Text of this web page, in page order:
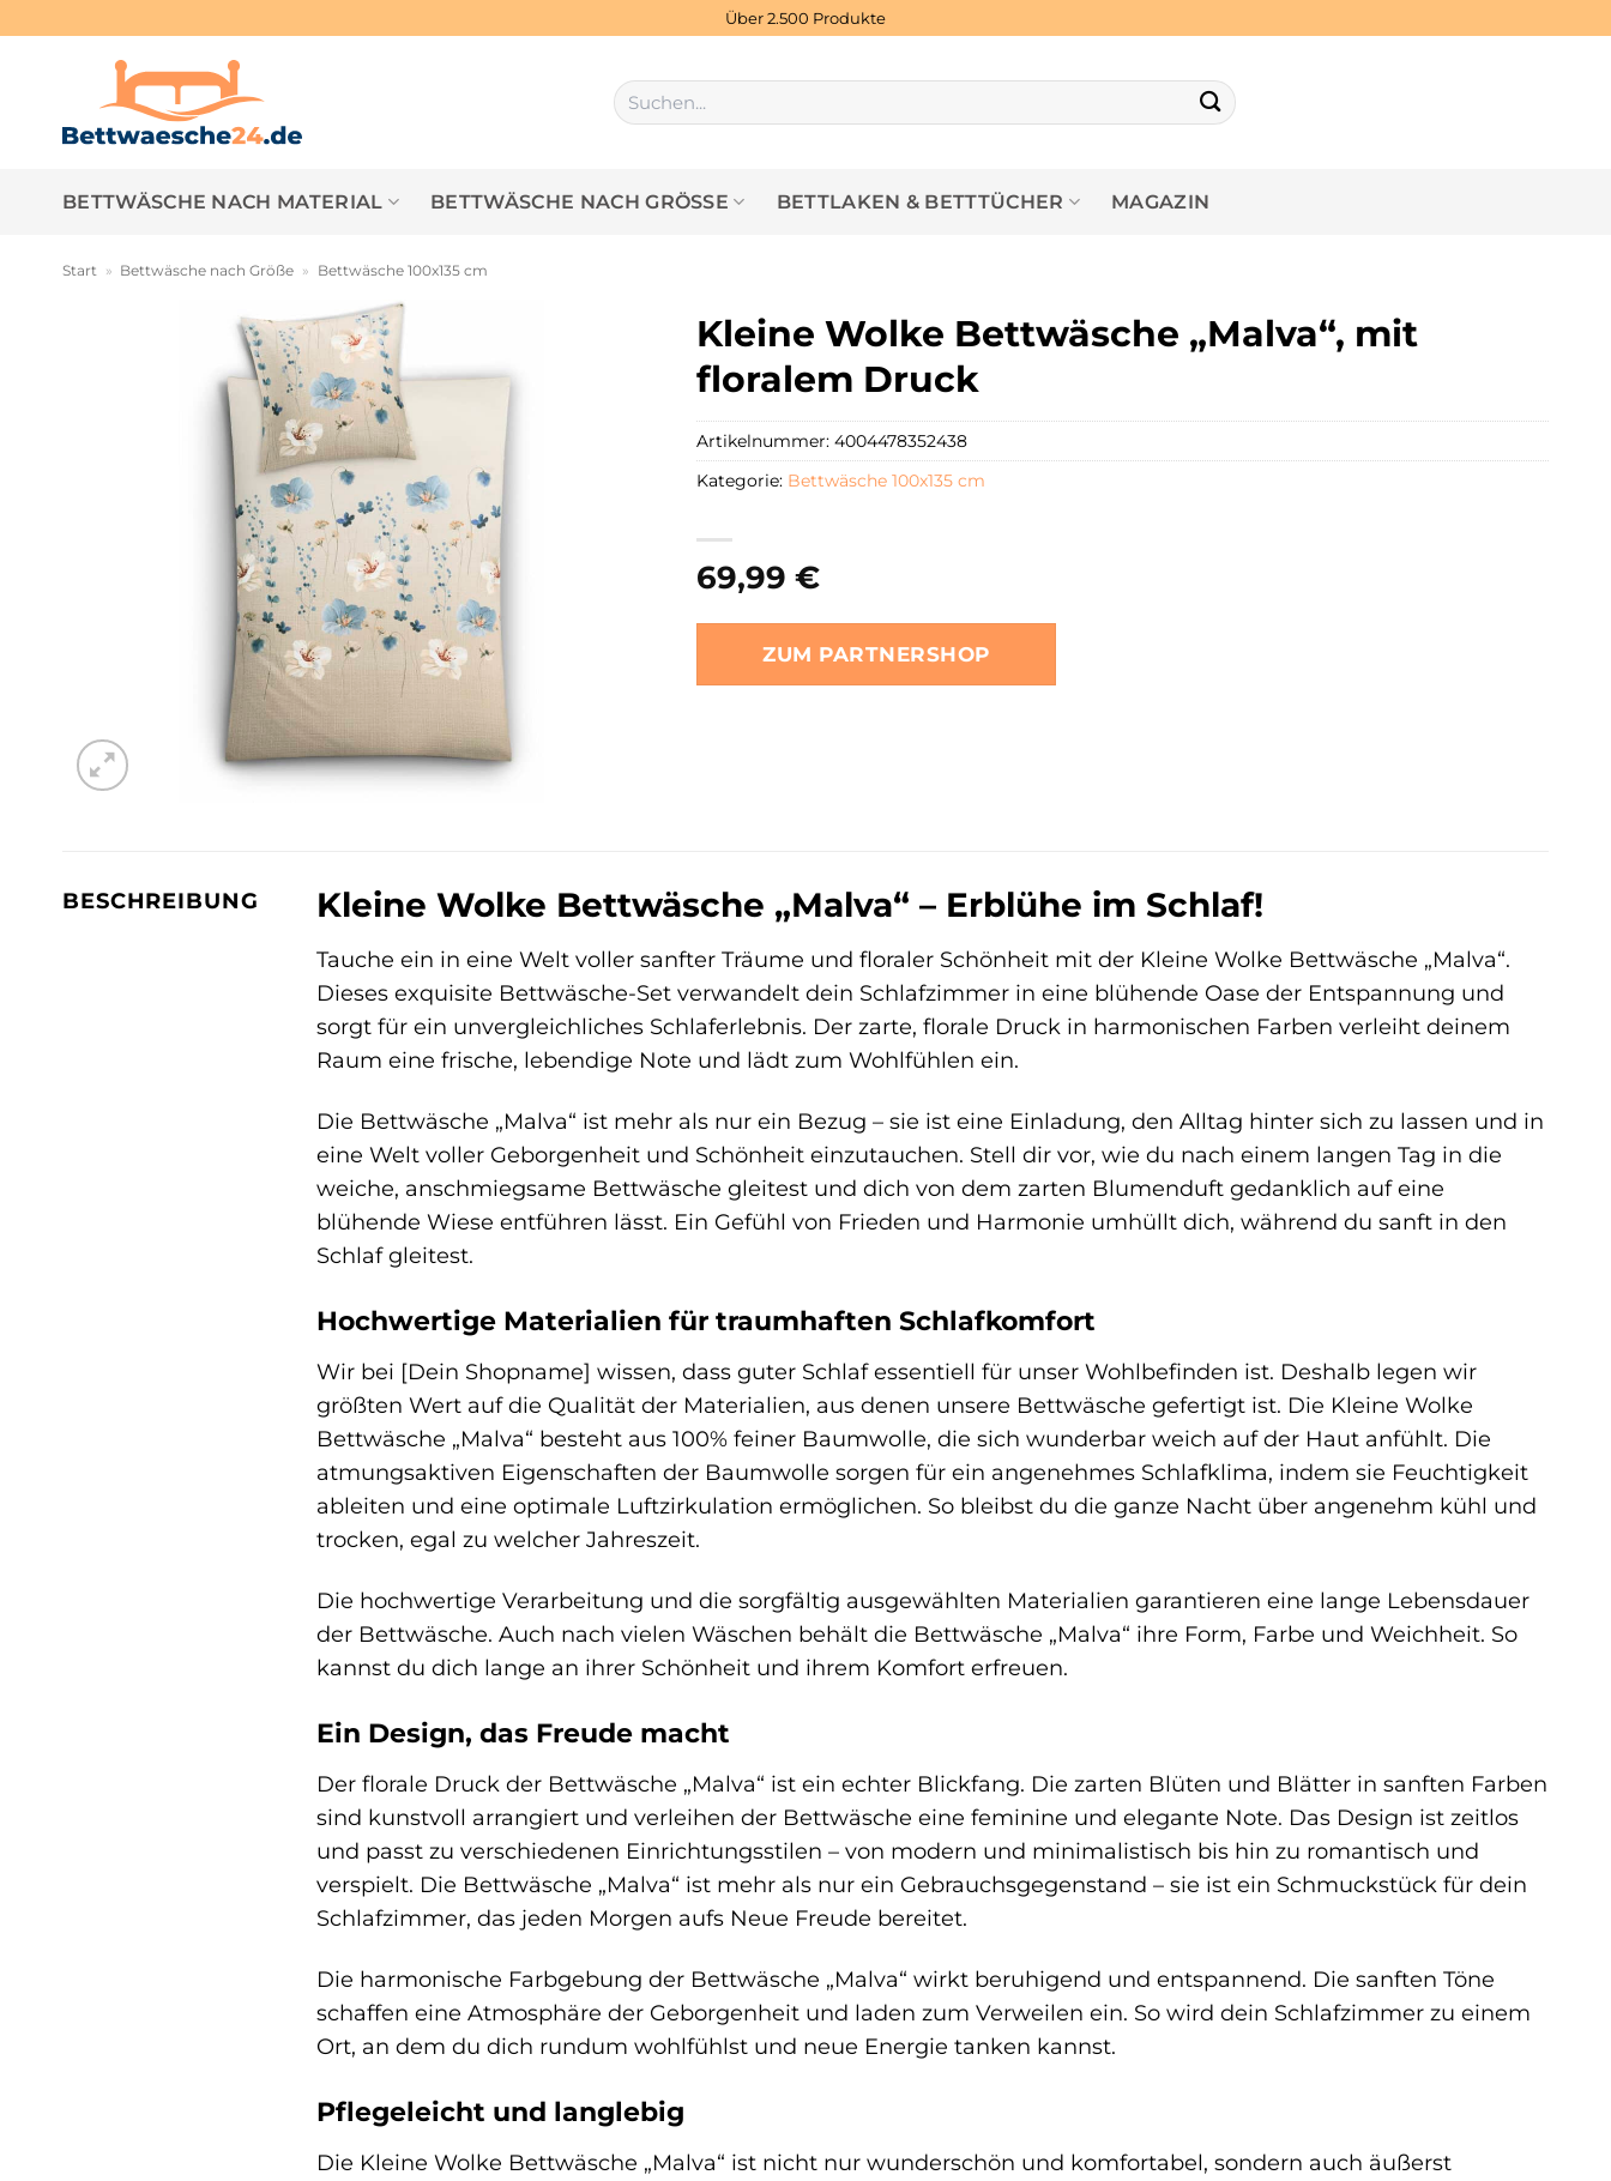
Über 2.500 Produkte
Suchen
nach:
BETTWÄSCHE NACH MATERIAL BETTWÄSCHE NACH GRÖSSE BETTLAKEN & BETTTÜCHER MAGAZIN
Start » Bettwäsche nach Größe » Bettwäsche 100x135 cm
Kleine Wolke Bettwäsche „Malva“, mit
floralem Druck
69,99€
ZUM PARTNERSHOP
Artikelnummer:4004478352438
Kategorie: Bettwäsche 100x135 cm
BESCHREIBUNG Kleine Wolke Bettwäsche „Malva“ – Erblühe im Schlaf!
Tauche ein in eine Welt voller sanfter Träume und floraler Schönheit mit der Kleine Wolke Bettwäsche „Malva“.
Dieses exquisite Bettwäsche-Set verwandelt dein Schlafzimmer in eine blühende Oase der Entspannung und
sorgt für ein unvergleichliches Schlaferlebnis. Der zarte, florale Druck in harmonischen Farben verleiht deinem
Raum eine frische, lebendige Note und lädt zum Wohlfühlen ein.
Die Bettwäsche „Malva“ ist mehr als nur ein Bezug – sie ist eine Einladung, den Alltag hinter sich zu lassen und in
eine Welt voller Geborgenheit und Schönheit einzutauchen. Stell dir vor, wie du nach einem langen Tag in die
weiche, anschmiegsame Bettwäsche gleitest und dich von dem zarten Blumenduft gedanklich auf eine
blühende Wiese entführen lässt. Ein Gefühl von Frieden und Harmonie umhüllt dich, während du sanft in den
Schlaf gleitest.
Hochwertige Materialien für traumhaften Schlafkomfort
Wir bei [Dein Shopname] wissen, dass guter Schlaf essentiell für unser Wohlbefinden ist. Deshalb legen wir
größten Wert auf die Qualität der Materialien, aus denen unsere Bettwäsche gefertigt ist. Die Kleine Wolke
Bettwäsche „Malva“ besteht aus 100% feiner Baumwolle, die sich wunderbar weich auf der Haut anfühlt. Die
atmungsaktiven Eigenschaften der Baumwolle sorgen für ein angenehmes Schlafklima, indem sie Feuchtigkeit
ableiten und eine optimale Luftzirkulation ermöglichen. So bleibst du die ganze Nacht über angenehm kühl und
trocken, egal zu welcher Jahreszeit.
Die hochwertige Verarbeitung und die sorgfältig ausgewählten Materialien garantieren eine lange Lebensdauer
der Bettwäsche. Auch nach vielen Wäschen behält die Bettwäsche „Malva“ ihre Form, Farbe und Weichheit. So
kannst du dich lange an ihrer Schönheit und ihrem Komfort erfreuen.
Ein Design, das Freude macht
Der florale Druck der Bettwäsche „Malva“ ist ein echter Blickfang. Die zarten Blüten und Blätter in sanften Farben
sind kunstvoll arrangiert und verleihen der Bettwäsche eine feminine und elegante Note. Das Design ist zeitlos
und passt zu verschiedenen Einrichtungsstilen – von modern und minimalistisch bis hin zu romantisch und
verspielt. Die Bettwäsche „Malva“ ist mehr als nur ein Gebrauchsgegenstand – sie ist ein Schmuckstück für dein
Schlafzimmer, das jeden Morgen aufs Neue Freude bereitet.
Die harmonische Farbgebung der Bettwäsche „Malva“ wirkt beruhigend und entspannend. Die sanften Töne
schaffen eine Atmosphäre der Geborgenheit und laden zum Verweilen ein. So wird dein Schlafzimmer zu einem
Ort, an dem du dich rundum wohlfühlst und neue Energie tanken kannst.
Pflegeleicht und langlebig
Die Kleine Wolke Bettwäsche „Malva“ ist nicht nur wunderschön und komfortabel, sondern auch äußerst